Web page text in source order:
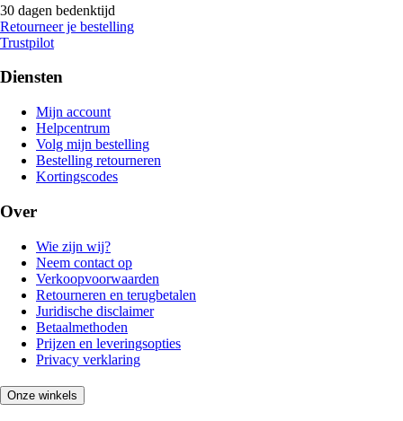
30 dagen bedenktijd
Retourneer je bestelling
Trustpilot
Diensten
Mijn account
Helpcentrum
Volg mijn bestelling
Bestelling retourneren
Kortingscodes
Over
Wie zijn wij?
Neem contact op
Verkoopvoorwaarden
Retourneren en terugbetalen
Juridische disclaimer
Betaalmethoden
Prijzen en leveringsopties
Privacy verklaring
Onze winkels